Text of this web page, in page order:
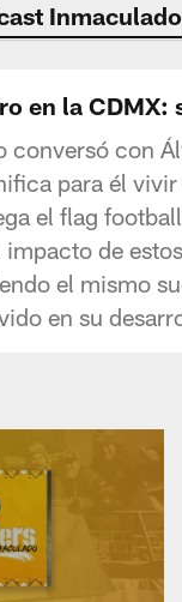
Inmaculado
en la
conversó con
para él
el flag
de
el mismo
en su